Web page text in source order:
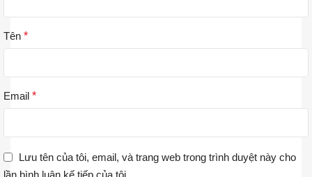
Tên *
Email *
Lưu tên của tôi, email, và trang web trong trình duyệt này cho
lần bình luận kế tiếp của tôi.